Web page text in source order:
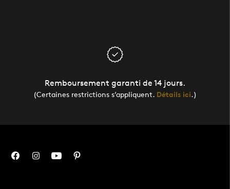
Remboursement garanti de 14 jours.
(Certaines restrictions s’appliquent. Détails ici.)